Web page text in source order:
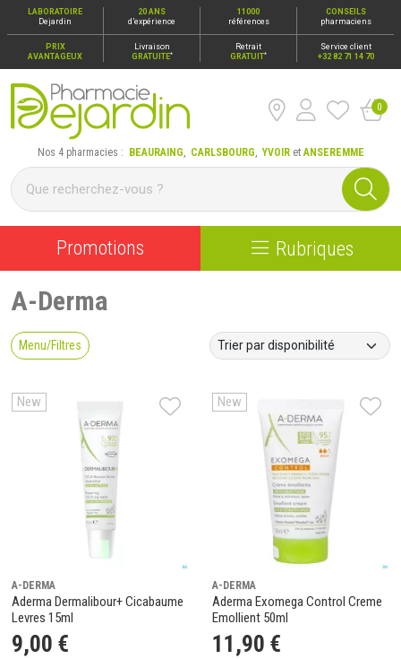
LABORATOIRE
Dejardin
20 ANS
d’expérience
11000
références
CONSEILS
pharmaciens
PRIX
AVANTAGEUX
Livraison
GRATUITE*
Retrait
GRATUIT*
Service client
+32 82 71 14 70
Pharmacie Dejardin Nos 4 pharmacies : Beauraing,
0
Nos 4 pharmacies : BEAURAING, CARLSBOURG,YVOIRetANSEREMME
Promotions Rubriques
A-Derma
Menu/Filtres
New
A-DERMA
Aderma Dermalibour+ Cicabaume
Levres 15ml
9,00 €
New
A-DERMA
Aderma Exomega Control Creme
Emollient 50ml
11 ,90 €